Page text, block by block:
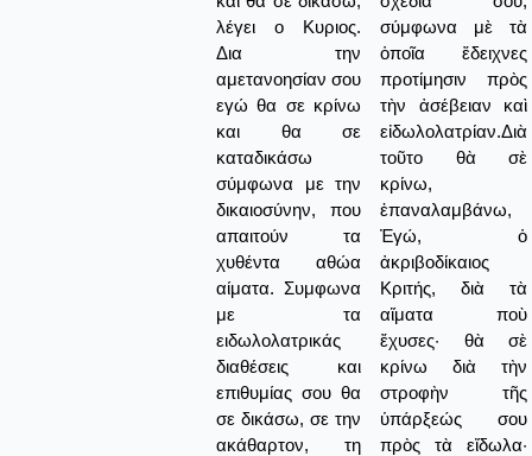
λέγει ο Κυριος.
Δια την
αμετανοησίαν σου
εγώ θα σε κρίνω
και θα σε
καταδικάσω
σύμφωνα με την
δικαιοσύνην, που
απαιτούν τα
χυθέντα αθώα
αίματα. Συμφωνα
με τα
ειδωλολατρικάς
διαθέσεις και
επιθυμίας σου θα
σε δικάσω, σε την
ακάθαρτον, τη
σύμφωνα μὲ τὰ
ὁποῖα ἔδειχνες
προτίμησιν πρὸς
τὴν ἀσέβειαν καὶ
εἰδωλολατρίαν.Διὰ
τοῦτο θὰ σὲ
κρίνω,
ἐπαναλαμβάνω,
Ἐγώ, ὁ
ἀκριβοδίκαιος
Κριτής, διὰ τὰ
αἵματα ποὺ
ἔχυσες· θὰ σὲ
κρίνω διὰ τὴν
στροφὴν τῆς
ὑπάρξεώς σου
πρὸς τὰ εἴδωλα·